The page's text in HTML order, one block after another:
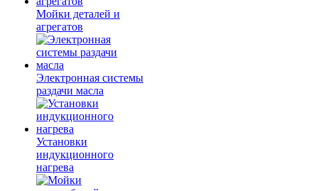
Мойки деталей и
агрегатов
Электронная системы
раздачи масла
Установки
индукционного
нагрева